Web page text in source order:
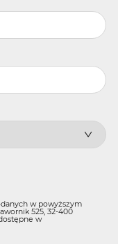
w powyższym
525, 32-400
w